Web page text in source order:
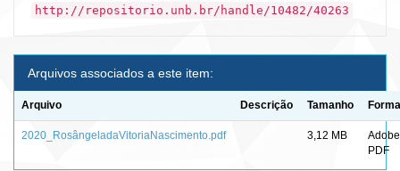
http://repositorio.unb.br/handle/10482/40263
Arquivos associados a este item:
Arquivo Descrição Tamanho
2020_RosângeladaVitoriaNascimento.pdf 3,12 MB
Adobe
PDF